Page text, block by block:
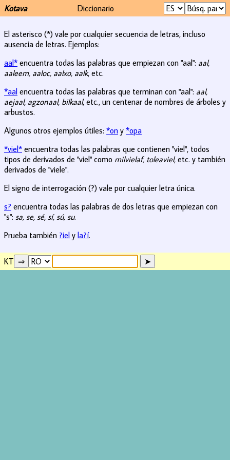
Kotava Diccionario
El asterisco (*) vale por cualquier secuencia de letras, incluso
ausencia de letras. Ejemplos:
aal* encuentra todas las palabras que empiezan con "aal": aal,
aaleem, aaloc, aalxo, aalk, etc.
*aal encuentra todas las palabras que terminan con "aal": aal,
aejaal, agzonaal, bilkaal, etc., un centenar de nombres de árboles y
arbustos.
Algunos otros ejemplos útiles: *on y *opa
*viel* encuentra todas las palabras que contienen "viel", todos
tipos de derivados de "viel" como milvielaf, toleaviel, etc. y también
derivados de "viele".
El signo de interrogación (?) vale por cualquier letra única.
s? encuentra todas las palabras de dos letras que empiezan con
"s": sa, se, sé, sí, sú, su.
Prueba también ?iel y la?í.
KT